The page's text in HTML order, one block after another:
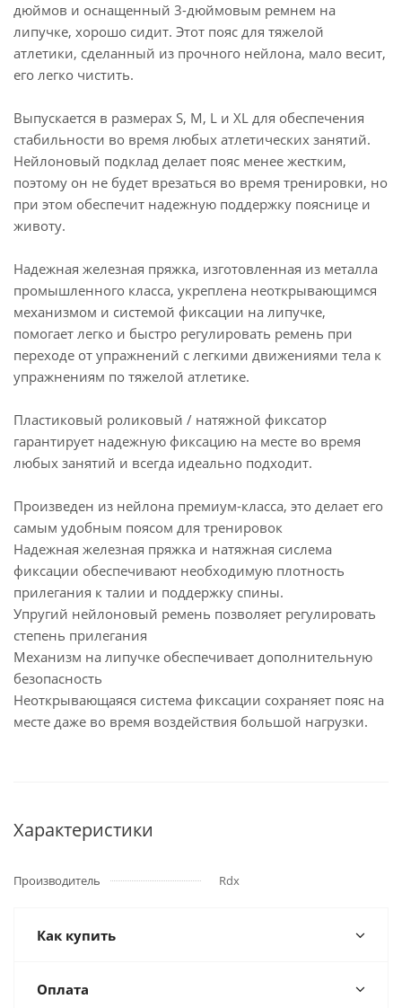
дюймов и оснащенный 3-дюймовым ремнем на
липучке, хорошо сидит. Этот пояс для тяжелой
атлетики, сделанный из прочного нейлона, мало весит,
его легко чистить.
Выпускается в размерах S, M, L и XL для обеспечения
стабильности во время любых атлетических занятий.
Нейлоновый подклад делает пояс менее жестким,
поэтому он не будет врезаться во время тренировки, но
при этом обеспечит надежную поддержку пояснице и
животу.
Надежная железная пряжка, изготовленная из металла
промышленного класса, укреплена неоткрывающимся
механизмом и системой фиксации на липучке,
помогает легко и быстро регулировать ремень при
переходе от упражнений с легкими движениями тела к
упражнениям по тяжелой атлетике.
Пластиковый роликовый / натяжной фиксатор
гарантирует надежную фиксацию на месте во время
любых занятий и всегда идеально подходит.
Произведен из нейлона премиум-класса, это делает его
самым удобным поясом для тренировок
Надежная железная пряжка и натяжная сислема
фиксации обеспечивают необходимую плотность
прилегания к талии и поддержку спины.
Упругий нейлоновый ремень позволяет регулировать
степень прилегания
Механизм на липучке обеспечивает дополнительную
безопасность
Неоткрывающаяся система фиксации сохраняет пояс на
месте даже во время воздействия большой нагрузки.
Характеристики
Производитель Rdx
Как купить
Оплата